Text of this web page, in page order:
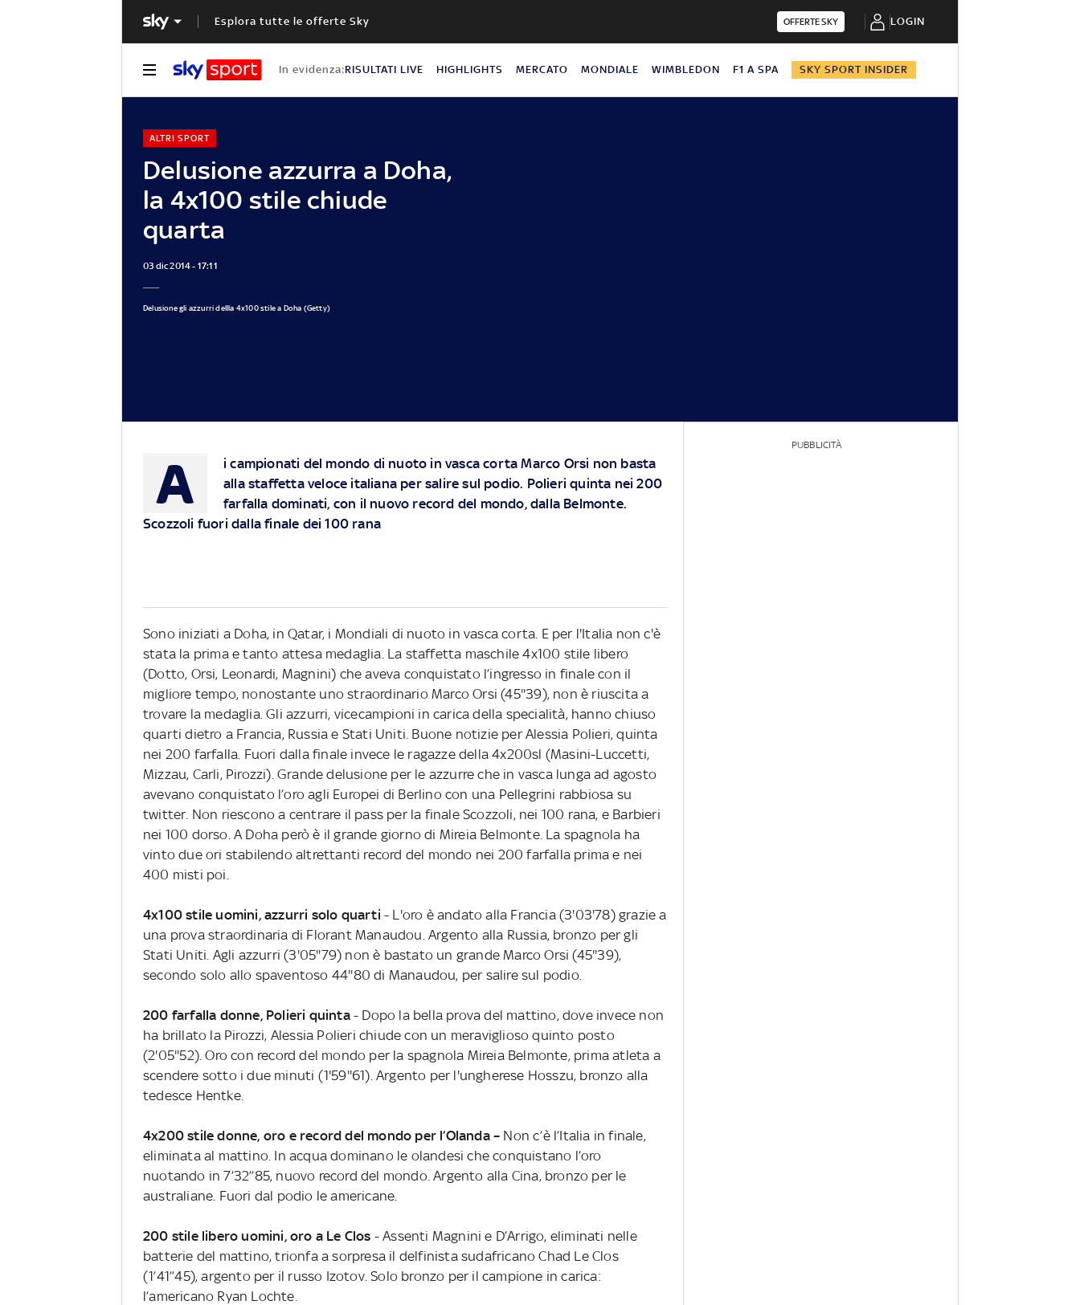
Esplora tutte le offerte Sky OFFERTE SKY LOGIN
In evidenza:RISULTATI LIVE HIGHLIGHTS MERCATO MONDIALE WIMBLEDON F1 A SPA SKY SPORT INSIDER
Delusione azzurra a Doha,
la 4x100 stile chiude
quarta
ALTRI SPORT
03 dic 2014 - 17:11
Delusione gli azzurri dellla 4x100 stile a Doha (Getty)
A
i campionati del mondo di nuoto in vasca corta Marco Orsi non basta
alla staffetta veloce italiana per salire sul podio. Polieri quinta nei 200
farfalla dominati, con il nuovo record del mondo, dalla Belmonte.
Scozzoli fuori dalla finale dei 100 rana
Sono iniziati a Doha, in Qatar, i Mondiali di nuoto in vasca corta. E per l'Italia non c'è
stata la prima e tanto attesa medaglia. La staffetta maschile 4x100 stile libero
(Dotto, Orsi, Leonardi, Magnini) che aveva conquistato l’ingresso in finale con il
migliore tempo, nonostante uno straordinario Marco Orsi (45''39), non è riuscita a
trovare la medaglia. Gli azzurri, vicecampioni in carica della specialità, hanno chiuso
quarti dietro a Francia, Russia e Stati Uniti. Buone notizie per Alessia Polieri, quinta
nei 200 farfalla. Fuori dalla finale invece le ragazze della 4x200sl (Masini-Luccetti,
Mizzau, Carli, Pirozzi). Grande delusione per le azzurre che in vasca lunga ad agosto
avevano conquistato l’oro agli Europei di Berlino con una Pellegrini rabbiosa su
twitter. Non riescono a centrare il pass per la finale Scozzoli, nei 100 rana, e Barbieri
nei 100 dorso. A Doha però è il grande giorno di Mireia Belmonte. La spagnola ha
vinto due ori stabilendo altrettanti record del mondo nei 200 farfalla prima e nei
400 misti poi.
4x100 stile uomini, azzurri solo quarti - L'oro è andato alla Francia (3'03'78) grazie a
una prova straordinaria di Florant Manaudou. Argento alla Russia, bronzo per gli
Stati Uniti. Agli azzurri (3'05''79) non è bastato un grande Marco Orsi (45''39),
secondo solo allo spaventoso 44''80 di Manaudou, per salire sul podio.
200 farfalla donne, Polieri quinta - Dopo la bella prova del mattino, dove invece non
ha brillato la Pirozzi, Alessia Polieri chiude con un meraviglioso quinto posto
(2'05''52). Oro con record del mondo per la spagnola Mireia Belmonte, prima atleta a
scendere sotto i due minuti (1'59''61). Argento per l'ungherese Hosszu, bronzo alla
tedesce Hentke.
4x200 stile donne, oro e record del mondo per l’Olanda – Non c’è l’Italia in finale,
eliminata al mattino. In acqua dominano le olandesi che conquistano l’oro
nuotando in 7’32’’85, nuovo record del mondo. Argento alla Cina, bronzo per le
australiane. Fuori dal podio le americane.
200 stile libero uomini, oro a Le Clos - Assenti Magnini e D’Arrigo, eliminati nelle
batterie del mattino, trionfa a sorpresa il delfinista sudafricano Chad Le Clos
(1’41’’45), argento per il russo Izotov. Solo bronzo per il campione in carica:
l’americano Ryan Lochte.
PUBBLICITÀ